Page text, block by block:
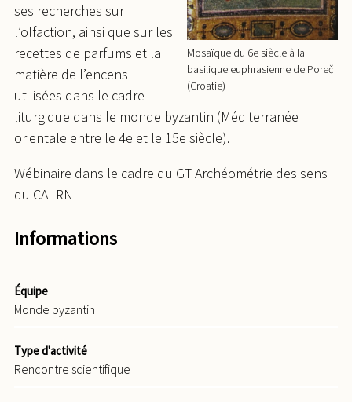
Mosaïque du 6e siècle à la
basilique euphrasienne de Poreč
(Croatie)
ses recherches sur
l’olfaction, ainsi que sur les
recettes de parfums et la
matière de l’encens
utilisées dans le cadre
liturgique dans le monde byzantin (Méditerranée
orientale entre le 4e et le 15e siècle).
Wébinaire dans le cadre du GT Archéométrie des sens
du CAI-RN
Informations
Équipe
Monde byzantin
Type d'activité
Rencontre scientifique